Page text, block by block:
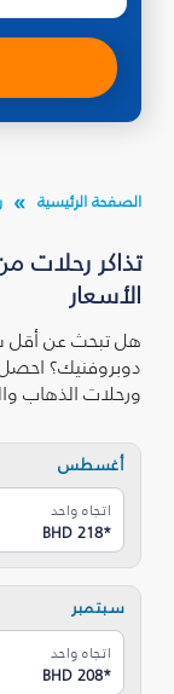
الصفحة الرئيسية
تذاكر رحلات
الأسعار
هل تبحث عن أقل
دوبروفنيك؟ احصل
ورحلات الذهاب
أغسطس
اتجاه واحد
BHD 218*
سبتمبر
اتجاه واحد
BHD 208*